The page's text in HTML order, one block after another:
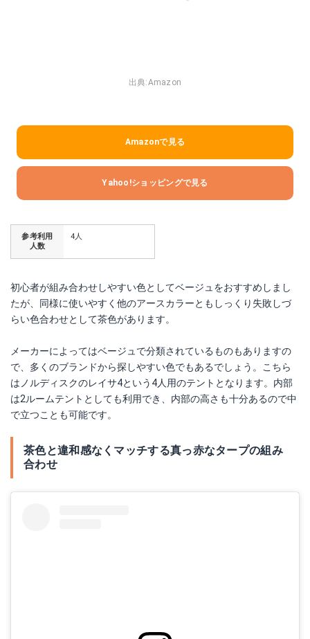
出典:Amazon
Amazonで見る
Yahoo!ショッピングで見る
参考利用
人数
4人
初心者が組み合わせしやすい色としてベージュをおすすめしまし
たが、同様に使いやすく他のアースカラーともしっくり失敗しづ
らい色合わせとして茶色があります。
メーカーによってはベージュで分類されているものもありますの
で、多くのブランドから探しやすい色でもあるでしょう。こちら
はノルディスクのレイサ4という4人用のテントとなります。内部
は2ルームテントとしても利用でき、内部の高さも十分あるので中
で立つことも可能です。
茶色と違和感なくマッチする真っ赤なタープの組み
合わせ